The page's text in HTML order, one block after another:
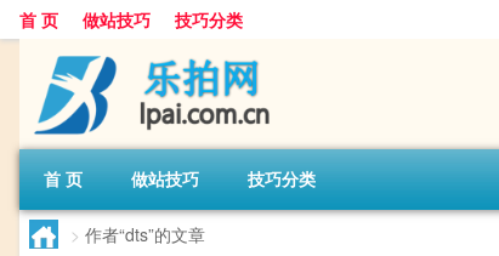
首 页 做站技巧 技巧分类
首 页 做站技巧 技巧分类
> 作者“dts”的文章